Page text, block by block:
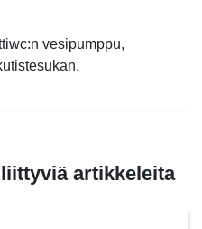
vesipumppu,
artikkeleita